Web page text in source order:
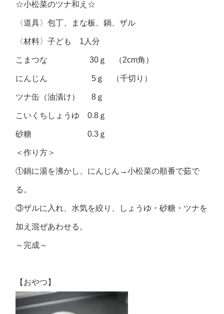
☆小松菜のツナ和え☆
〈道具〉包丁、まな板、鍋、ザル
〈材料〉子ども 1人分
こまつな 30ｇ （2cm角）
にんじん 5ｇ （千切り）
ツナ缶（油漬け） 8ｇ
こいくちしょうゆ 0.8ｇ
砂糖 0.3ｇ
＜作り方＞
①鍋に湯を沸かし、にんじん→小松菜の順番で茹で
る。
③ザルに入れ、水気を絞り、しょうゆ・砂糖・ツナを
加え混ぜあわせる。
～完成～
【おやつ】